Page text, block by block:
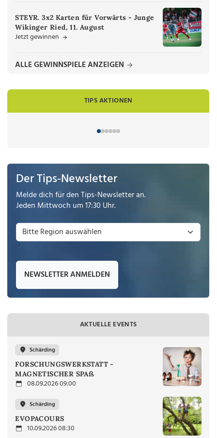
STEYR. 3x2 Karten für Vorwärts - Junge
Wikinger Ried, 11. August
Jetzt gewinnen
ALLE GEWINNSPIELE ANZEIGEN
TIPS AKTIONEN
Der Tips-Newsletter
Melde dich für den Tips-Newsletter an.
Jeden Mittwoch um 17:30 Uhr.
NEWSLETTER ANMELDEN
AKTUELLE EVENTS
Schärding
FORSCHUNGSWERKSTATT -
MAGNETISCHER SPAß
08.09.2026 09:00
Schärding
EVOPACOURS
10.09.2026 08:30